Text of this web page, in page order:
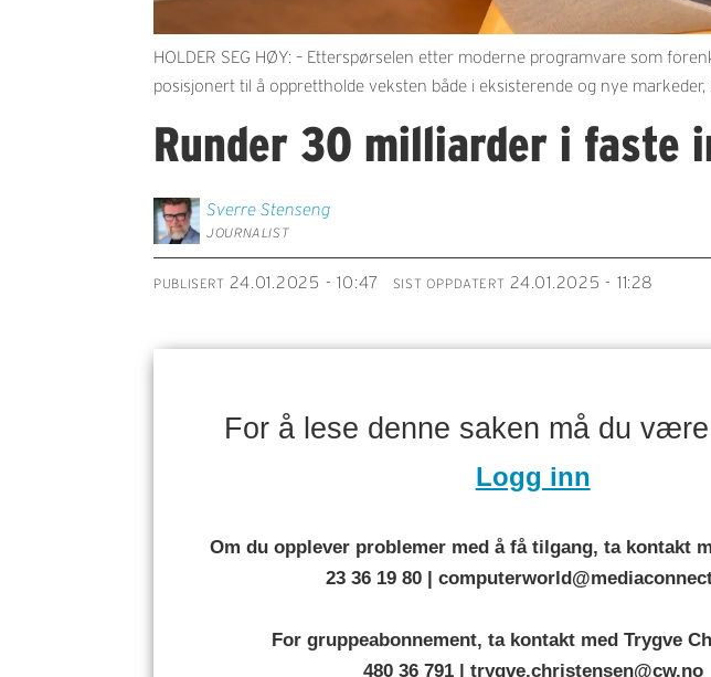
HOLDER SEG HØY: – Etterspørselen etter moderne programvare som
posisjonert til å opprettholde veksten både i eksisterende og nye
Runder 30 milliarder i faste
Sverre Stenseng
JOURNALIST
PUBLISERT 24.01.2025 - 10:47 SIST OPPDATERT 24.01.2025 - 11:28
For å lese denne saken må du
Logg inn
Om du opplever problemer med å få tilgang, ta kontakt
23 36 19 80 |
For gruppeabonnement, ta kontakt med Trygve
480 36 791 | trygve.christensen@cw.no